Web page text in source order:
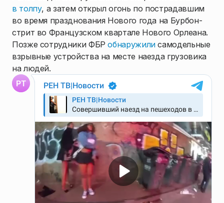
в толпу, а затем открыл огонь по пострадавшим
во время празднования Нового года на Бурбон-
стрит во Французском квартале Нового Орлеана.
Позже сотрудники ФБРобнаружилисамодельные
взрывные устройства на месте наезда грузовика
на людей.